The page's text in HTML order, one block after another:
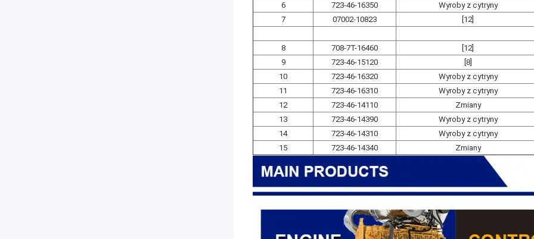
6
723-46-16350 Wyroby z cytryny
7
07002-10823 [12]
8
708-7T-16460 [12]
9
723-46-15120 [8]
10
723-46-16320 Wyroby z cytryny
11
723-46-16310 Wyroby z cytryny
12
723-46-14110 Zmiany
13
723-46-14390 Wyroby z cytryny
14
723-46-14310 Wyroby z cytryny
15
723-46-14340 Zmiany